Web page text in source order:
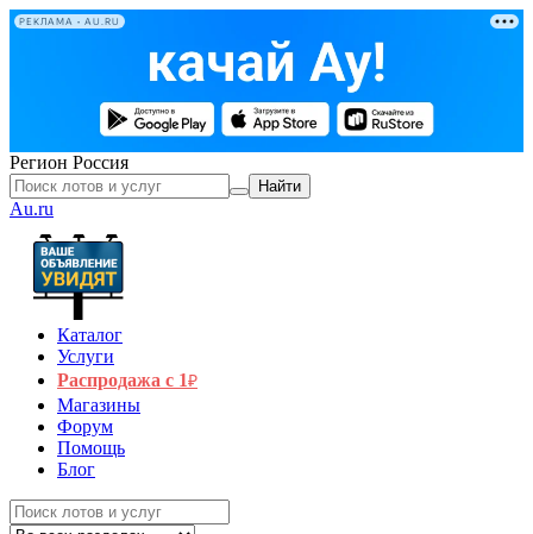
РЕКЛАМА • AU.RU
Регион Россия
Найти
Au.ru
Каталог
Услуги
Распродажа с 1₽
Магазины
Форум
Помощь
Блог